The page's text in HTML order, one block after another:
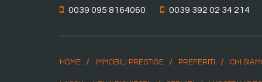
0039 095 8164060 0039 392 02 34 214
HOME IMMOBILI PRESTIGE PREFERITI CHI